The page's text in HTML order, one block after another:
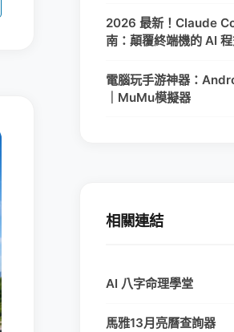
2026 最新！Claude
南：顛覆終端機的 AI
電腦玩手游神器：
｜MuMu模擬器
相關連結
AI 八字命理學堂
馬雅13月亮曆查詢器